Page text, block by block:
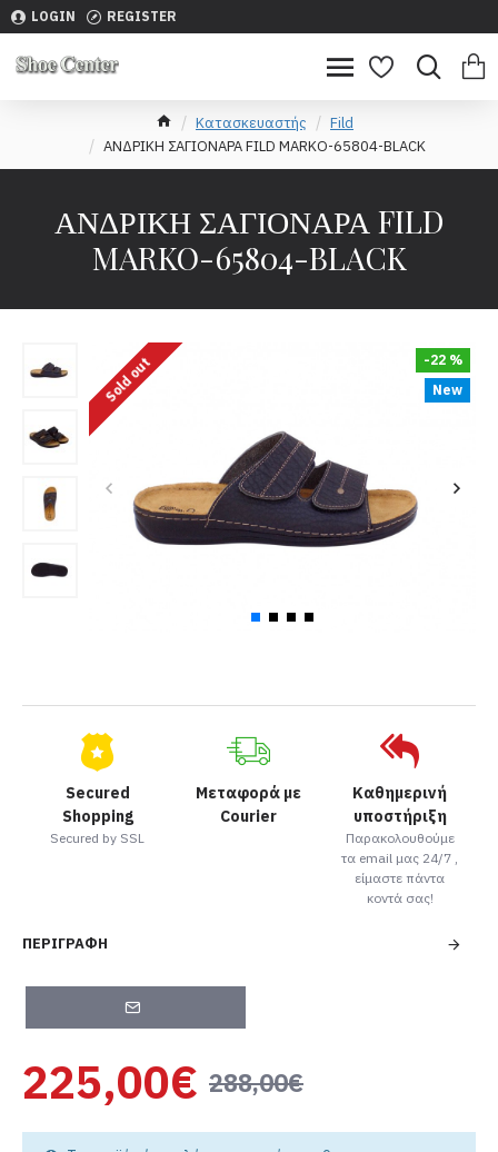
LOGIN REGISTER
Κατασκευαστής
Fild
ΑΝΔΡΙΚΗ ΣΑΓΙΟΝΑΡΑ FILD MARKO-65804-BLACK
ΑΝΔΡΙΚΗ ΣΑΓΙΟΝΑΡΑ FILD
MARKO-65804-BLACK
New
-22 %
Sold out
Secured
Shopping
Secured by SSL
Μεταφορά με
Courier
Καθημερινή
υποστήριξη
Παρακολουθούμε
τα email μας 24/7 ,
είμαστε πάντα
κοντά σας!
ΠΕΡΙΓΡΑΦΉ
288,00€
225,00€